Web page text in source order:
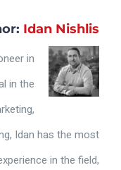
Idan Nishlis
in
in the
Idan has the most
in the field,